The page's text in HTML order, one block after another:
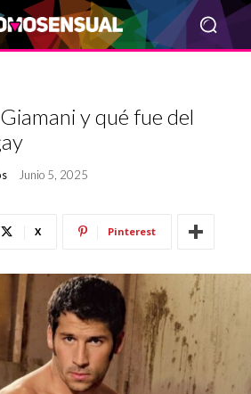
y qué fue del
Junio 5, 2025
X Pinterest